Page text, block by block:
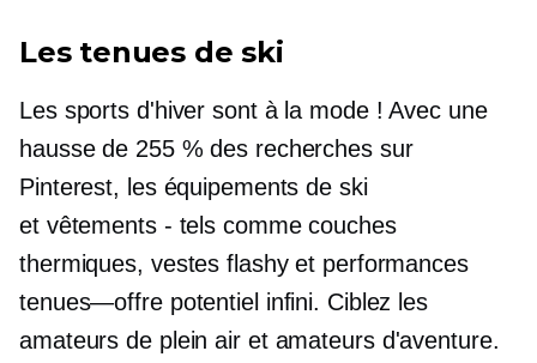
Les tenues de ski
Les sports d'hiver sont à la mode ! Avec une
hausse de 255 % des recherches sur
Pinterest, les équipements de ski
et vêtements - tels comme couches
thermiques, vestes flashy et performances
tenues—offrepotentiel infini. Ciblez les
amateurs de plein air et amateurs d'aventure.